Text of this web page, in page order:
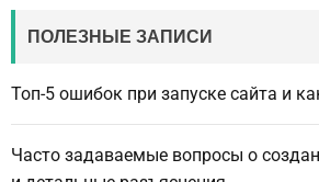
ПОЛЕЗНЫЕ ЗАПИСИ
Топ-5 ошибок при запуске сайта и
Часто задаваемые вопросы о